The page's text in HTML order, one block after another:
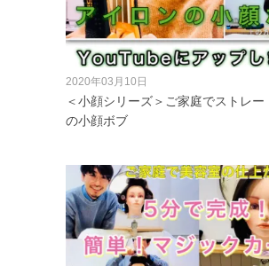
2020年03月10日
＜小顔シリーズ＞ご家庭でストレー
の小顔ボブ